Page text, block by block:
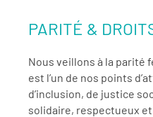
PARITÉ &
Nous veillons à la parité
est l’un de nos points
d’inclusion, de justice
solidaire, respectueux et